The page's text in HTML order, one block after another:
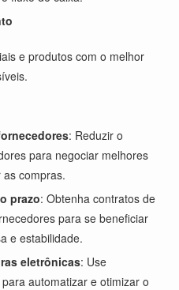
e produtos com o melhor
: Reduzir o
para negociar melhores
compras.
prazo: Obtenha contratos de
para se beneficiar
e estabilidade.
eletrônicas: Use
automatizar e otimizar o